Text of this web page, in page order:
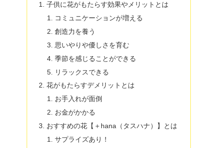
子供に花がもたらす効果やメリットとは
コミュニケーションが増える
創造力を養う
思いやりや優しさを育む
季節を感じることができる
リラックスできる
花がもたらすデメリットとは
お手入れが面倒
お金がかかる
おすすめの花【＋hana（タスハナ）】とは
サプライズあり！